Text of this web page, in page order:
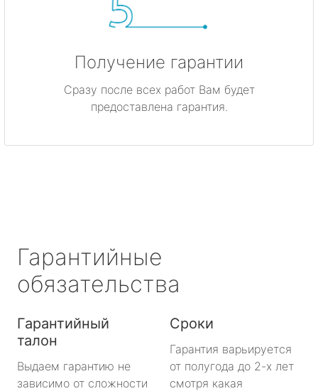
Получение гарантии
Сразу после всех работ Вам будет
предоставлена гарантия.
Гарантийные
обязательства
Гарантийный
талон
Выдаем гарантию не
зависимо от сложности
Сроки
Гарантия варьируется
от полугода до 2-х лет
смотря какая